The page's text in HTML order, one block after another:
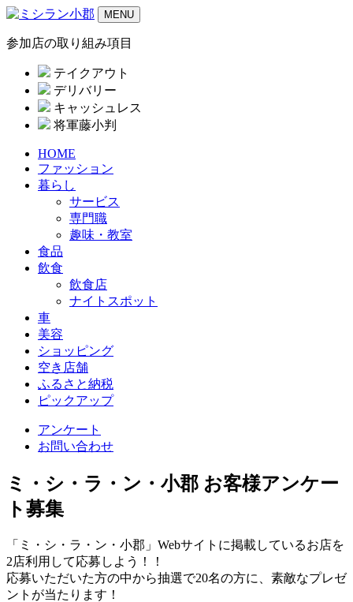
MENU
参加店の取り組み項目
テイクアウト
デリバリー
キャッシュレス
将軍藤小判
HOME
ファッション
暮らし
サービス
専門職
趣味・教室
食品
飲食
飲食店
ナイトスポット
車
美容
ショッピング
空き店舗
ふるさと納税
ピックアップ
アンケート
お問い合わせ
ミ・シ・ラ・ン・小郡 お客様アンケー
ト募集
「ミ・シ・ラ・ン・小郡」Webサイトに掲載しているお店を
2店利用して応募しよう！！
応募いただいた方の中から抽選で20名の方に、素敵なプレゼ
ントが当たります！